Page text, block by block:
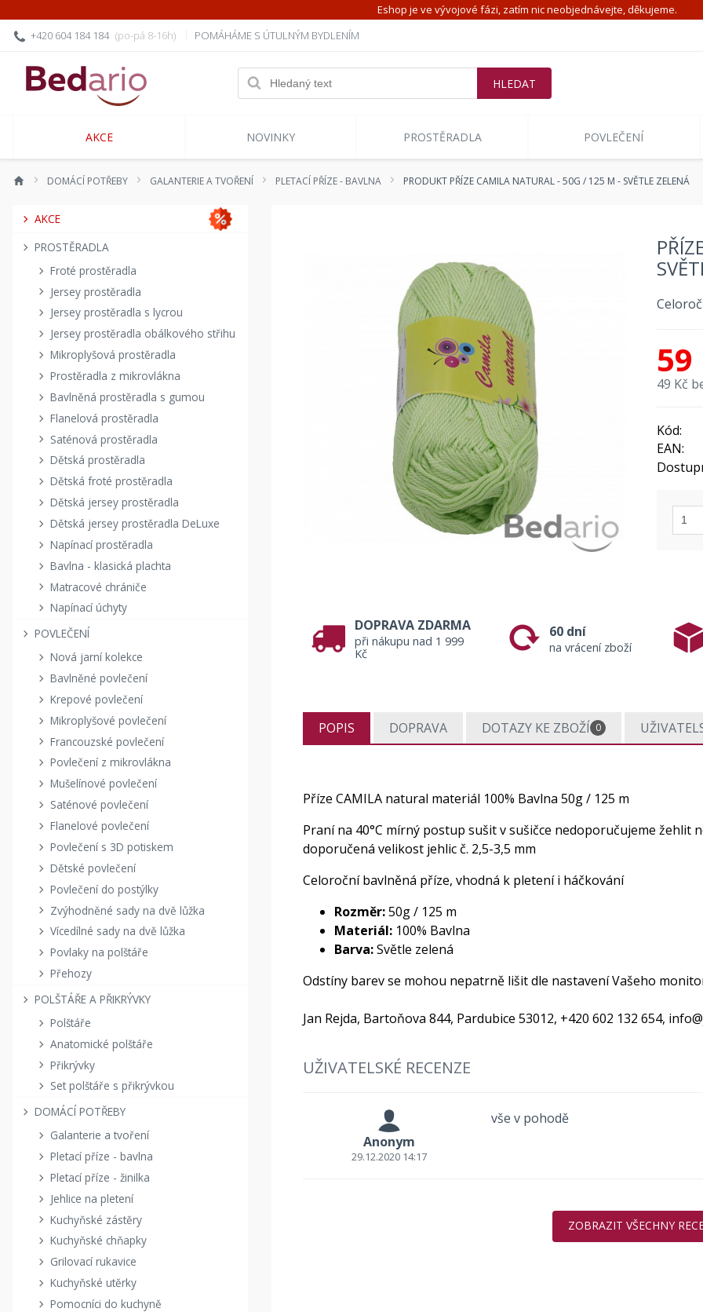
Eshop je ve vývojové fázi, zatím nic neobjednávejte, děkujeme.
+420 604 184 184 (po-pá 8-16h) POMÁHÁME S ÚTULNÝM BYDLENÍM
AKCE NOVINKY PROSTĚRADLA POVLEČENÍ
DOMÁCÍ POTŘEBY GALANTERIE A TVOŘENÍ PLETACÍ PŘÍZE - BAVLNA PRODUKT PŘÍZE CAMILA NATURAL - 50G / 125 M - SVĚTLE ZELENÁ
AKCE
PROSTĚRADLA
Froté prostěradla
Jersey prostěradla
Jersey prostěradla s lycrou
Jersey prostěradla obálkového střihu
Mikroplyšová prostěradla
Prostěradla z mikrovlákna
Bavlněná prostěradla s gumou
Flanelová prostěradla
Saténová prostěradla
Dětská prostěradla
Dětská froté prostěradla
Dětská jersey prostěradla
Dětská jersey prostěradla DeLuxe
Napínací prostěradla
Bavlna - klasická plachta
Matracové chrániče
Napínací úchyty
POVLEČENÍ
Nová jarní kolekce
Bavlněné povlečení
Krepové povlečení
Mikroplyšové povlečení
Francouzské povlečení
Povlečení z mikrovlákna
Mušelínové povlečení
Saténové povlečení
Flanelové povlečení
Povlečení s 3D potiskem
Dětské povlečení
Povlečení do postýlky
Zvýhodněné sady na dvě lůžka
Vícedílné sady na dvě lůžka
Povlaky na polštáře
Přehozy
POLŠTÁŘE A PŘIKRÝVKY
Polštáře
Anatomické polštáře
Přikrývky
Set polštáře s přikrývkou
DOMÁCÍ POTŘEBY
Galanterie a tvoření
Pletací příze - bavlna
Pletací příze - žinilka
Jehlice na pletení
Kuchyňské zástěry
Kuchyňské chňapky
Grilovací rukavice
Kuchyňské utěrky
Pomocníci do kuchyně
59
49 Kč
Kód:
EAN:
DOPRAVA ZDARMA
při nákupu nad 1 999
Kč
60 dní
na vrácení zboží
POPIS DOPRAVA DOTAZY KE ZBOŽÍ 0
Příze CAMILA natural materiál 100% Bavlna 50g / 125 m
Praní na 40°C mírný postup sušit v sušičce nedoporučujeme žehlit
doporučená velikost jehlic č. 2,5-3,5 mm
Celoroční bavlněná příze, vhodná k pletení i háčkování
Rozměr:50g / 125 m
Materiál: 100% Bavlna
Barva:Světle zelená
Odstíny barev se mohou nepatrně lišit dle nastavení Vašeho
Jan Rejda, Bartoňova 844, Pardubice 53012, +420 602 132 654,
UŽIVATELSKÉ RECENZE
Anonym
29.12.2020 14:17
vše v pohodě
ZOBRAZIT VŠECHNY